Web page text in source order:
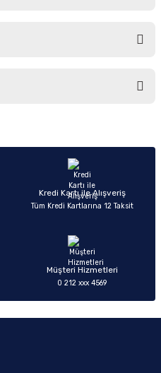
formunu kullanarak tarafımıza
siz yapın!
Kredi Kartı ile Alışveriş
Tüm Kredi Kartlarına 12 Taksit
Müşteri Hizmetleri
0 212 xxx 4569